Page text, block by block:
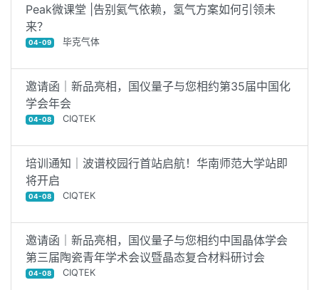
Peak微课堂 |告别氦气依赖，氢气方案如何引领未
来？
04-09 毕克气体
邀请函｜新品亮相，国仪量子与您相约第35届中国化
学会年会
04-08 CIQTEK
培训通知｜波谱校园行首站启航！华南师范大学站即
将开启
04-08 CIQTEK
邀请函｜新品亮相，国仪量子与您相约中国晶体学会
第三届陶瓷青年学术会议暨晶态复合材料研讨会
04-08 CIQTEK